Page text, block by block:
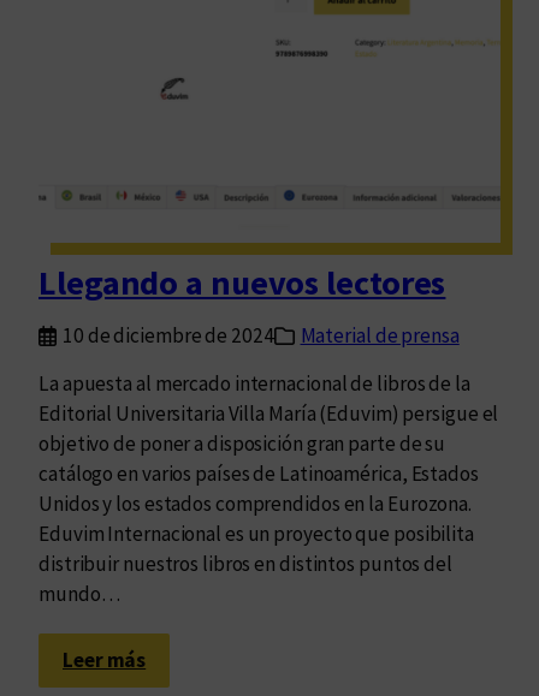
a
e
v
r
t
u
d
e
s
c
í
Llegando a nuevos lectores
10 de diciembre de 2024
Material de prensa
La apuesta al mercado internacional de libros de la
Editorial Universitaria Villa María (Eduvim) persigue el
objetivo de poner a disposición gran parte de su
catálogo en varios países de Latinoamérica, Estados
Unidos y los estados comprendidos en la Eurozona.
Eduvim Internacional es un proyecto que posibilita
distribuir nuestros libros en distintos puntos del
mundo…
Leer más:
L